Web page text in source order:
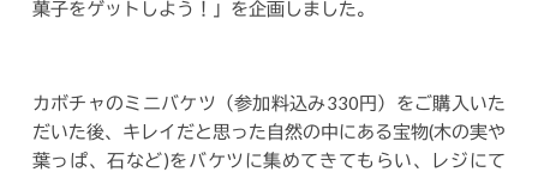
菓子をゲットしよう！」を企画しました。
カボチャのミニバケツ（参加料込み330円）をご購入いた
だいた後、キレイだと思った自然の中にある宝物(木の実や
葉っぱ、石など)をバケツに集めてきてもらい、レジにて